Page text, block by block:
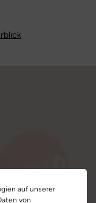
auf unserer
von